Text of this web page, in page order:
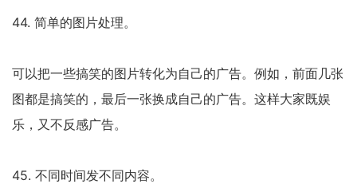
44. 简单的图片处理。
可以把一些搞笑的图片转化为自己的广告。例如，前面几张
图都是搞笑的，最后一张换成自己的广告。这样大家既娱
乐，又不反感广告。
45. 不同时间发不同内容。